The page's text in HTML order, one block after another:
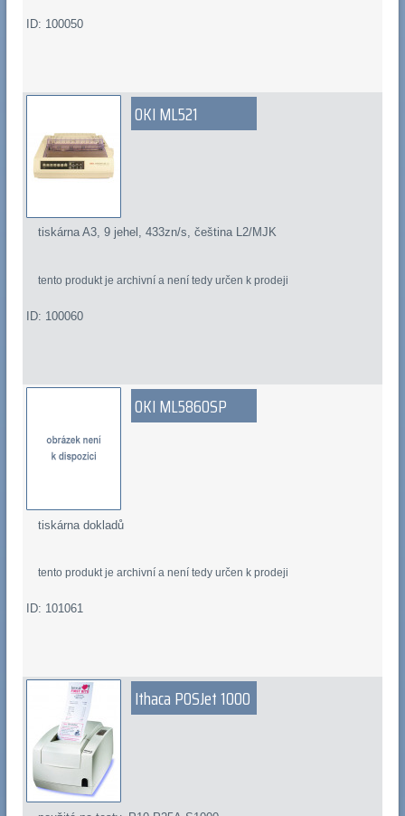
ID: 100050
OKI ML521
tiskárna A3, 9 jehel, 433zn/s, čeština L2/MJK
tento produkt je archivní a není tedy určen k prodeji
ID: 100060
OKI ML5860SP
tiskárna dokladů
tento produkt je archivní a není tedy určen k prodeji
ID: 101061
Ithaca POSJet 1000